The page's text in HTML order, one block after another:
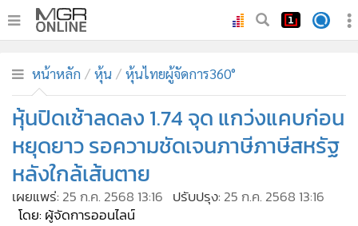
ทันเหตุการณ์
• ภาคใต้
ภูมิภาค
Online Section
• บันเทิง
ผู้จัดการรายวัน
หน้าหลัก หุ้น หุ้นไทยผู้จัดการ360°
หุ้นปิดเช้าลดลง 1.74 จุด แกว่งแคบก่อน
หยุดยาว รอความชัดเจนภาษีภาษีสหรัฐ
หลังใกล้เส้นตาย
เผยแพร่: 25 ก.ค. 2568 13:16 ปรับปรุง: 25 ก.ค. 2568 13:16
โดย: ผู้จัดการออนไลน์